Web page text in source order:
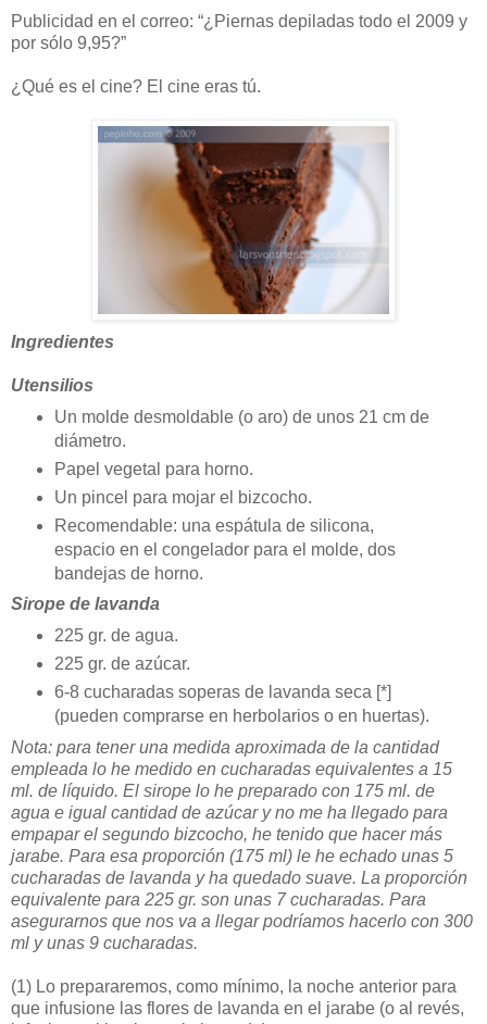
Publicidad en el correo: “¿Piernas depiladas todo el 2009 y
por sólo 9,95?”
¿Qué es el cine? El cine eras tú.
Ingredientes
Utensilios
Un molde desmoldable (o aro) de unos 21 cm de
diámetro.
Papel vegetal para horno.
Un pincel para mojar el bizcocho.
Recomendable: una espátula de silicona,
espacio en el congelador para el molde, dos
bandejas de horno.
Sirope de lavanda
225 gr. de agua.
225 gr. de azúcar.
6-8 cucharadas soperas de lavanda seca [*]
(pueden comprarse en herbolarios o en huertas).
Nota: para tener una medida aproximada de la cantidad
empleada lo he medido en cucharadas equivalentes a 15
ml. de líquido. El sirope lo he preparado con 175 ml. de
agua e igual cantidad de azúcar y no me ha llegado para
empapar el segundo bizcocho, he tenido que hacer más
jarabe. Para esa proporción (175 ml) le he echado unas 5
cucharadas de lavanda y ha quedado suave. La proporción
equivalente para 225 gr. son unas 7 cucharadas. Para
asegurarnos que nos va a llegar podríamos hacerlo con 300
ml y unas 9 cucharadas.
(1) Lo prepararemos, como mínimo, la noche anterior para
que infusione las flores de lavanda en el jarabe (o al revés,